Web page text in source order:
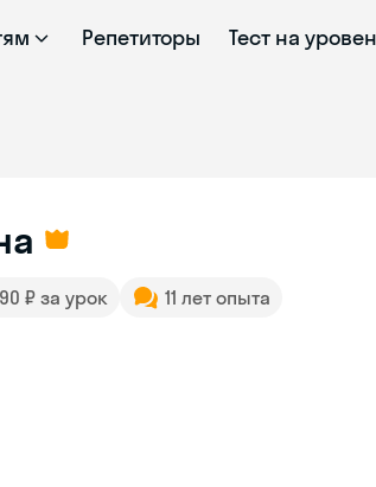
Репетиторы Тест на
₽ за урок 11 лет опыта